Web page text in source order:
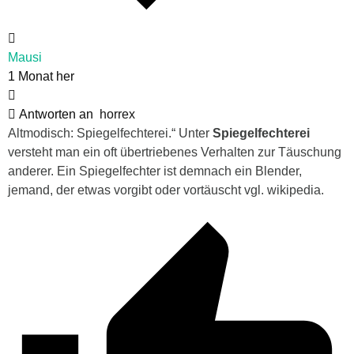
Mausi
1 Monat her
Antworten an
horrex
Altmodisch: Spiegelfechterei.“ Unter Spiegelfechterei
versteht man ein oft übertriebenes Verhalten zur Täuschung
anderer. Ein Spiegelfechter ist demnach ein Blender,
jemand, der etwas vorgibt oder vortäuscht vgl. wikipedia.